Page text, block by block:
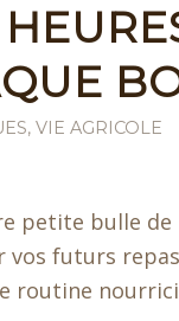
, VIE AGRICOLE
petite bulle
vos futurs
routine